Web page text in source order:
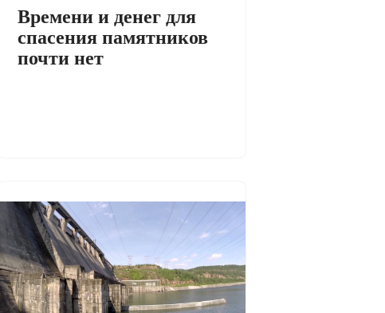
Времени и денег для
спасения памятников
почти нет